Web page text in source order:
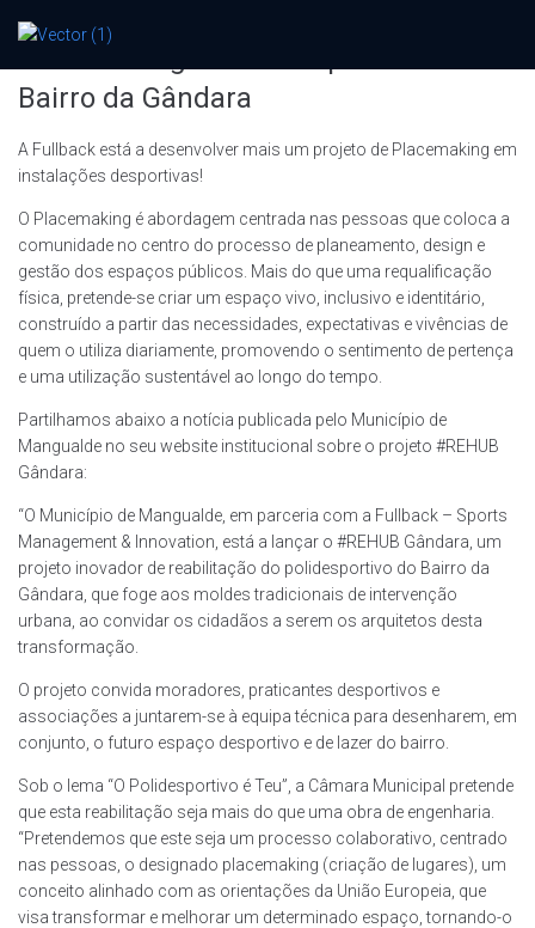
#REHUB Mangualde – Novo projeto de
Bairro da Gândara
A Fullback está a desenvolver mais um projeto de Placemaking em
instalações desportivas!
O Placemaking é abordagem centrada nas pessoas que coloca a
comunidade no centro do processo de planeamento, design e
gestão dos espaços públicos. Mais do que uma requalificação
física, pretende-se criar um espaço vivo, inclusivo e identitário,
construído a partir das necessidades, expectativas e vivências de
quem o utiliza diariamente, promovendo o sentimento de pertença
e uma utilização sustentável ao longo do tempo.
Partilhamos abaixo a notícia publicada pelo Município de
Mangualde no seu website institucional sobre o projeto #REHUB
Gândara:
“O Município de Mangualde, em parceria com a Fullback – Sports
Management & Innovation, está a lançar o #REHUB Gândara, um
projeto inovador de reabilitação do polidesportivo do Bairro da
Gândara, que foge aos moldes tradicionais de intervenção
urbana, ao convidar os cidadãos a serem os arquitetos desta
transformação.
O projeto convida moradores, praticantes desportivos e
associações a juntarem-se à equipa técnica para desenharem, em
conjunto, o futuro espaço desportivo e de lazer do bairro.
Sob o lema “O Polidesportivo é Teu”, a Câmara Municipal pretende
que esta reabilitação seja mais do que uma obra de engenharia.
“Pretendemos que este seja um processo colaborativo, centrado
nas pessoas, o designado placemaking (criação de lugares), um
conceito alinhado com as orientações da União Europeia, que
visa transformar e melhorar um determinado espaço, tornando-o